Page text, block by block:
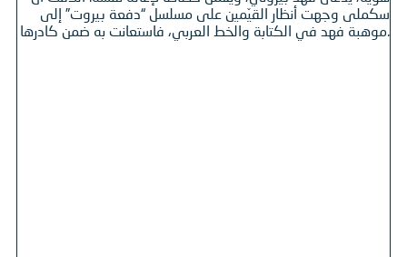
سكملى وجهت أنظار القيّمين على مسلسل “دفعة بيروت” إلى
موهبة فهد في الكتابة والخط العربي، فاستعانت به ضمن كادرها.